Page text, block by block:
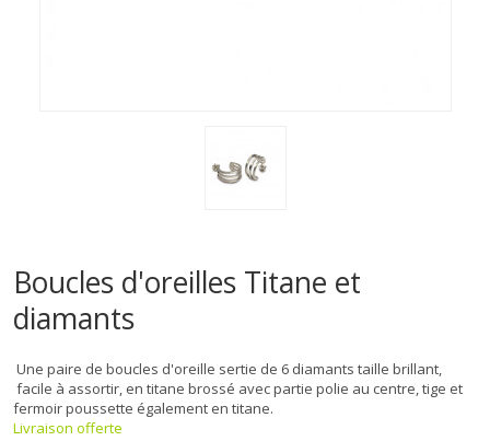
Boucles d'oreilles Titane et
diamants
Une paire de boucles d'oreille sertie de 6 diamants taille brillant,
facile à assortir, en titane brossé avec partie polie au centre, tige et
fermoir poussette également en titane.
Livraison offerte